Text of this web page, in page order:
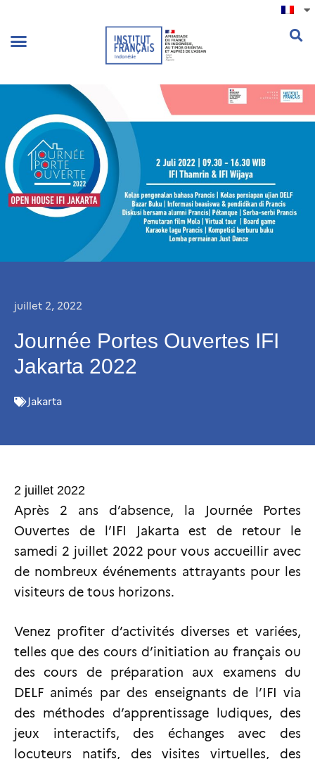
juillet 2, 2022
Journée Portes Ouvertes IFI
Jakarta 2022
Jakarta
2 juillet 2022
Après 2 ans d’absence, la Journée Portes
Ouvertes de l’IFI Jakarta est de retour le
samedi 2 juillet 2022 pour vous accueillir avec
de nombreux événements attrayants pour les
visiteurs de tous horizons.
Venez profiter d’activités diverses et variées,
telles que des cours d’initiation au français ou
des cours de préparation aux examens du
DELF animés par des enseignants de l’IFI via
des méthodes d’apprentissage ludiques, des
jeux interactifs, des échanges avec des
locuteurs natifs, des visites virtuelles, des